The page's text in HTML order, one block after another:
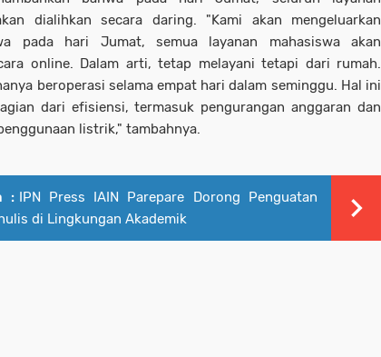
dialihkan secara daring. "Kami akan mengeluarkan
pada hari Jumat, semua layanan mahasiswa akan
online. Dalam arti, tetap melayani tetapi dari rumah.
beroperasi selama empat hari dalam seminggu. Hal ini
dari efisiensi, termasuk pengurangan anggaran dan
listrik," tambahnya.
: IPN Press IAIN Parepare Dorong Penguatan
di Lingkungan Akademik